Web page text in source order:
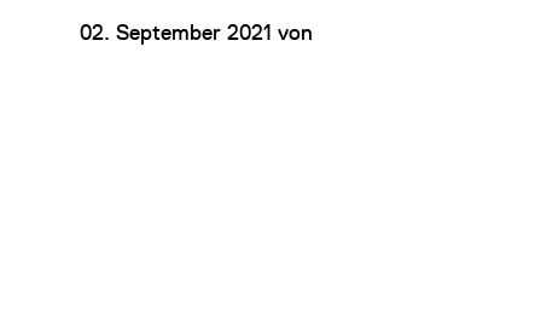
02. September 2021 von